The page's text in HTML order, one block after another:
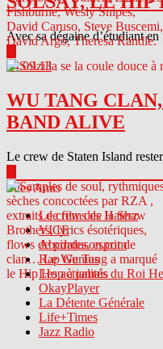
Avec sa dégaine d’étudiant
04.09.13
WU TANG
BAND ALIVE
Le crew de Staten Island
Sites Amis
Le crew des Haterz
VICE
Abcdrduson.com
Rap Genius
Les actualités du Roi
OkayPlayer
La Détente Générale
Life+Times
Jazz Radio